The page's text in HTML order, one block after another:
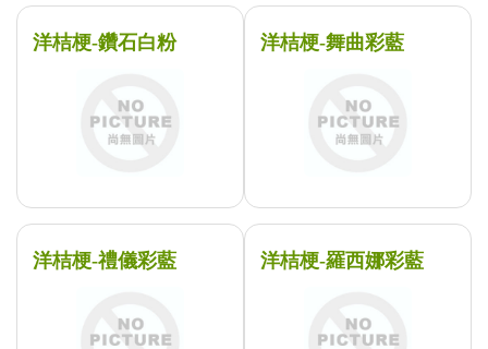
洋桔梗-鑽石白粉 洋桔梗-舞曲彩藍
洋桔梗-禮儀彩藍 洋桔梗-羅西娜彩藍